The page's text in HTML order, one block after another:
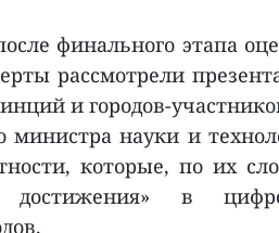
финального этапа
рассмотрели
и городов-
науки и
которые, по их
достижения» в